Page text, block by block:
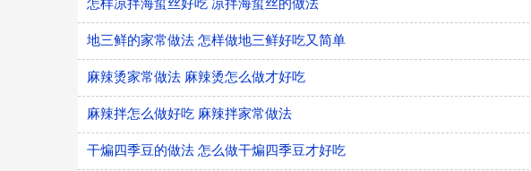
怎样凉拌海蜇丝好吃 凉拌海蜇丝的做法
地三鲜的家常做法 怎样做地三鲜好吃又简单
麻辣烫家常做法 麻辣烫怎么做才好吃
麻辣拌怎么做好吃 麻辣拌家常做法
干煸四季豆的做法 怎么做干煸四季豆才好吃